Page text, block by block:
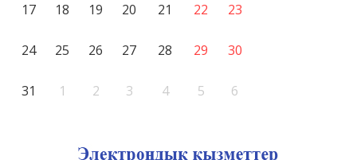
17 18 19 20 21 22 23
24 25 26 27 28 29 30
31 1 2 3 4 5 6